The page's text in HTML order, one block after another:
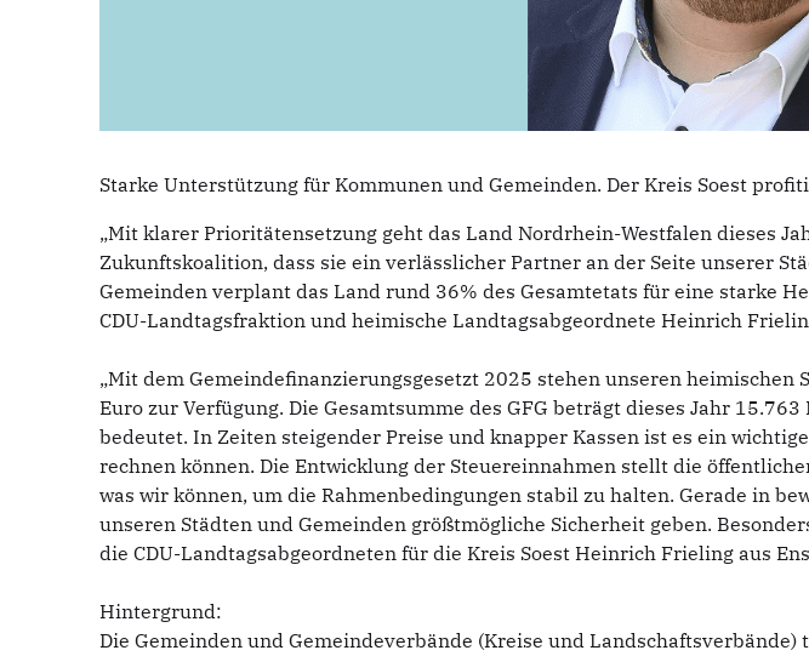
Starke Unterstützung für Kommunen und Gemeinden. Der Kreis Soest
„Mit klarer Prioritätensetzung geht das Land Nordrhein-Westfalen dieses
Zukunftskoalition, dass sie ein verlässlicher Partner an der Seite unserer
Gemeinden verplant das Land rund 36% des Gesamtetats für eine starke
CDU-Landtagsfraktion und heimische Landtagsabgeordnete Heinrich
„Mit dem Gemeindefinanzierungsgesetzt 2025 stehen unseren
Euro zur Verfügung. Die Gesamtsumme des GFG beträgt dieses Jahr
bedeutet. In Zeiten steigender Preise und knapper Kassen ist es ein
rechnen können. Die Entwicklung der Steuereinnahmen stellt die
was wir können, um die Rahmenbedingungen stabil zu halten. Gerade in
unseren Städten und Gemeinden größtmögliche Sicherheit geben.
die CDU-Landtagsabgeordneten für die Kreis Soest Heinrich Frieling aus
Hintergrund:
Die Gemeinden und Gemeindeverbände (Kreise und